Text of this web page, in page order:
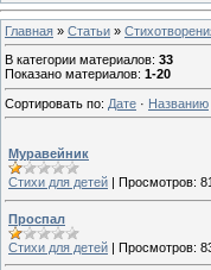
Главная » Статьи »
В категории материалов: 33
Показано материалов: 1-20
Сортировать по: Дате · Названию
Муравейник
Стихи для детей
Просмотров:
Проспал
Стихи для детей | Просмотров: